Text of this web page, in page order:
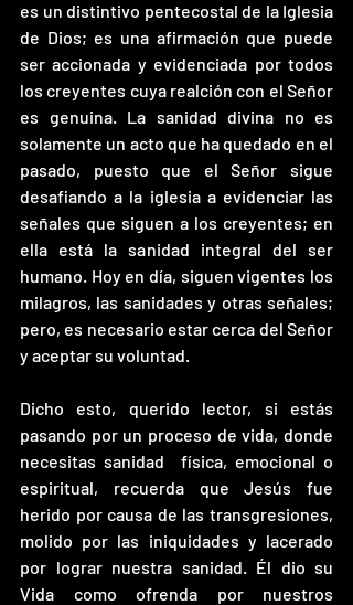
es un distintivo pentecostal de la Iglesia
de Dios; es una afirmación que puede
ser accionada y evidenciada por todos
los creyentes cuya realción con el Señor
es genuina. La sanidad divina no es
solamente un acto que ha quedado en el
pasado, puesto que el Señor sigue
desafiando a la iglesia a evidenciar las
señales que siguen a los creyentes; en
ella está la sanidad integral del ser
humano. Hoy en día, siguen vigentes los
milagros, las sanidades y otras señales;
pero, es necesario estar cerca del Señor
y aceptar su voluntad.
Dicho esto, querido lector, si estás
pasando por un proceso de vida, donde
necesitas sanidad  física, emocional o
espiritual, recuerda que Jesús fue
herido por causa de las transgresiones,
molido por las iniquidades y lacerado
por lograr nuestra sanidad. Él dio su
Vida como ofrenda por nuestros